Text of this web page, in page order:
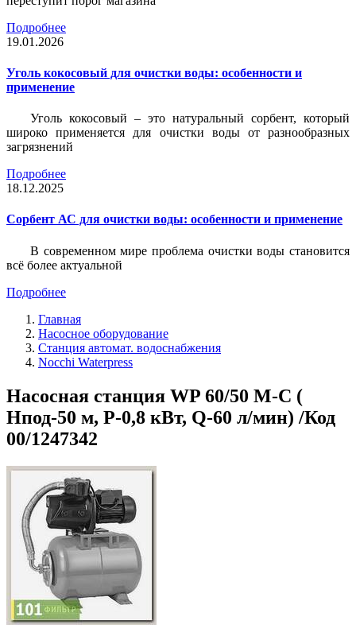
Подробнее
19.01.2026
Уголь кокосовый для очистки воды: особенности и
применение
Уголь кокосовый – это натуральный сорбент, который
широко применяется для очистки воды от разнообразных
загрязнений
Подробнее
18.12.2025
Сорбент АС для очистки воды: особенности и применение
В современном мире проблема очистки воды становится
всё более актуальной
Подробнее
Главная
Насосное оборудование
Станция автомат. водоснабжения
Nocchi Waterpress
Насосная станция WP 60/50 M-C (
Hпод-50 м, P-0,8 кВт, Q-60 л/мин) /Код
00/1247342